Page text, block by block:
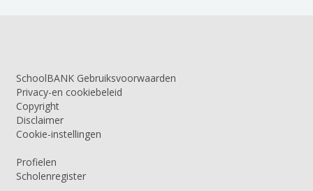
SchoolBANK Gebruiksvoorwaarden
Privacy-en cookiebeleid
Copyright
Disclaimer
Cookie-instellingen
Profielen
Scholenregister